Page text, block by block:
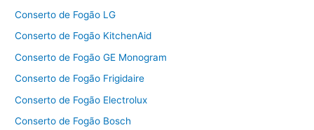
Conserto de Fogão LG
Conserto de Fogão KitchenAid
Conserto de Fogão GE Monogram
Conserto de Fogão Frigidaire
Conserto de Fogão Electrolux
Conserto de Fogão Bosch